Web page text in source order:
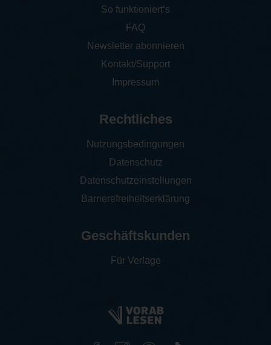
So funktioniert‘s
FAQ
Newsletter abonnieren
Kontakt/Support
Impressum
Rechtliches
Nutzungsbedingungen
Datenschutz
Datenschutzeinstellungen
Barrierefreiheitserklärung
Geschäftskunden
Für Verlage